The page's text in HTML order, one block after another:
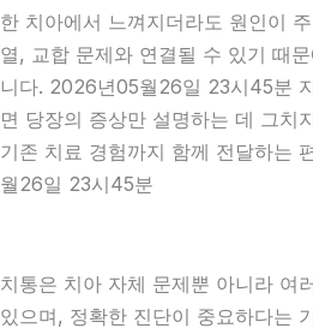
한 치아에서 느껴지더라도 원인이
열, 교합 문제와 연결될 수 있기 때
니다. 2026년05월26일 23시45분
면 당장의 증상만 설명하는 데 그치
기존 치료 경험까지 함께 전달하는
월26일 23시45분
치통은 치아 자체 문제뿐 아니라 여
있으며, 정확한 진단이 중요하다는